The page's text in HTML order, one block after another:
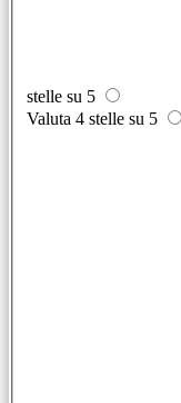
stelle su 5
Valuta 4 stelle su 5